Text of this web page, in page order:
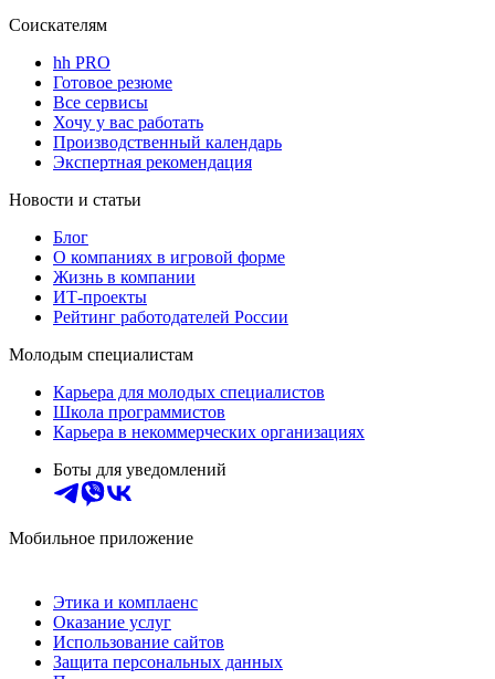
Соискателям
hh PRO
Готовое резюме
Все сервисы
Хочу у вас работать
Производственный календарь
Экспертная рекомендация
Новости и статьи
Блог
О компаниях в игровой форме
Жизнь в компании
ИТ-проекты
Рейтинг работодателей России
Молодым специалистам
Карьера для молодых специалистов
Школа программистов
Карьера в некоммерческих организациях
Боты для уведомлений
Мобильное приложение
Этика и комплаенс
Оказание услуг
Использование сайтов
Защита персональных данных